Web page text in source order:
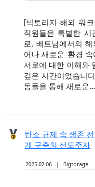
[빅토리지 해외 워
직원들은 특별한
로, 베트남에서의
어나 새로운 환경
서로에 대한 이해와
깊은 시간이었습니
동들을 통해 새로운...
탄소 규제 속 생존
계 구축의 선도주자
2025.02.06 | Bigtorage